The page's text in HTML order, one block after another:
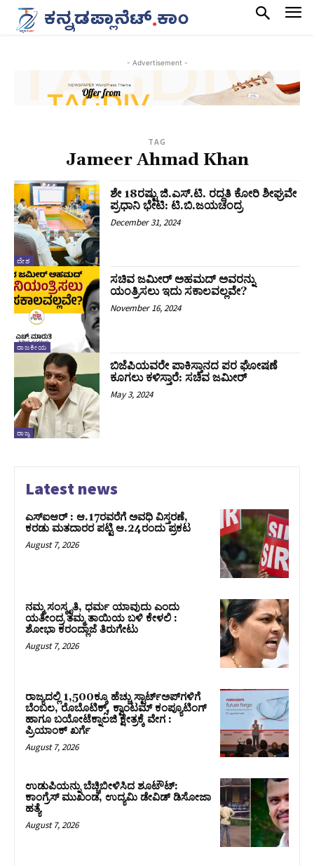
- Advertisement -
TAG
Jameer Ahmad Khan
ದೇಶ
ಶೇ 18ರಷ್ಟು ಜಿ.ಎಸ್.ಟಿ. ರದ್ದತಿ ಕೋರಿ ಶೀಘ್ರವೇ
ಪ್ರಧಾನಿ ಭೇಟಿ: ಟಿ.ಬಿ.ಜಯಚಂದ್ರ
December 31, 2024
ರಾಜಕೀಯ
ಸಚಿವ ಜಮೀರ್‌ ಅಹಮದ್‌ ಅವರನ್ನು
ಯಂತ್ರಿಸಲು ಇದು ಸಕಾಲವಲ್ಲವೇ?
November 16, 2024
ರಾಜ್ಯ
ಬಿಜೆಪಿಯವರೇ ಪಾಕಿಸ್ತಾನದ ಪರ ಘೋಷಣೆ
ಕೂಗಲು ಕಳಿಸ್ತಾರೆ: ಸಚಿವ ಜಮೀರ್
May 3, 2024
Latest news
ಎಸ್‌ಐಆರ್‌ : ಆ.17ರವರೆಗೆ ಅವಧಿ ವಿಸ್ತರಣೆ,
ಕರಡು ಮತದಾರರ ಪಟ್ಟಿ ಆ.24ರಂದು ಪ್ರಕಟ
August 7, 2026
ನಮ್ಮ ಸಂಸ್ಕೃತಿ, ಧರ್ಮ ಯಾವುದು ಎಂದು
ಯತೀಂದ್ರ ತಮ್ಮ ತಾಯಿಯ ಬಳಿ ಕೇಳಲಿ :
ಶೋಭಾ ಕರಂದ್ಲಾಜೆ ತಿರುಗೇಟು
August 7, 2026
ರಾಜ್ಯದಲ್ಲಿ 1,500ಕ್ಕೂ ಹೆಚ್ಚು ಸ್ಟಾರ್ಟ್‌ಅಪ್‌ಗಳಿಗೆ
ಬೆಂಬಲ, ರೊಬೊಟಿಕ್ಸ್, ಕ್ವಾಂಟಮ್ ಕಂಪ್ಯೂಟಿಂಗ್
ಹಾಗೂ ಬಯೋಟೆಕ್ನಾಲಜಿ ಕ್ಷೇತ್ರಕ್ಕೆ ವೇಗ :
ಪ್ರಿಯಾಂಕ್‌ ಖರ್ಗೆ
August 7, 2026
ಉಡುಪಿಯನ್ನು ಬೆಚ್ಚಿಬೀಳಿಸಿದ ಶೂಟೌಟ್‌:
ಕಾಂಗ್ರೆಸ್‌ ಮುಖಂಡ, ಉದ್ಯಮಿ ಡೇವಿಡ್ ಡಿಸೋಜಾ
ಹತ್ಯೆ
August 7, 2026